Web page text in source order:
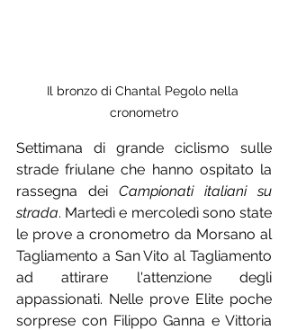
Il bronzo di Chantal Pegolo nella
cronometro
Settimana di grande ciclismo sulle
strade friulane che hanno ospitato la
rassegna dei Campionati italiani su
strada. Martedì e mercoledì sono state
le prove a cronometro da Morsano al
Tagliamento a San Vito al Tagliamento
ad attirare l'attenzione degli
appassionati. Nelle prove Elite poche
sorprese con Filippo Ganna e Vittoria